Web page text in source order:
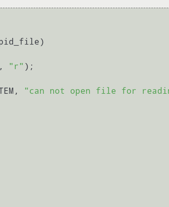
"r" );
"can not open file for